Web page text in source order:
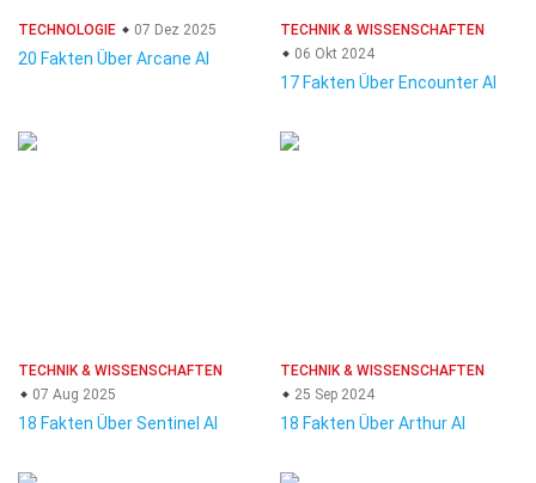
TECHNOLOGIE 07 Dez 2025
20 Fakten Über Arcane AI
TECHNIK & WISSENSCHAFTEN
06 Okt 2024
17 Fakten Über Encounter AI
TECHNIK & WISSENSCHAFTEN
07 Aug 2025
18 Fakten Über Sentinel AI
TECHNIK & WISSENSCHAFTEN
25 Sep 2024
18 Fakten Über Arthur AI